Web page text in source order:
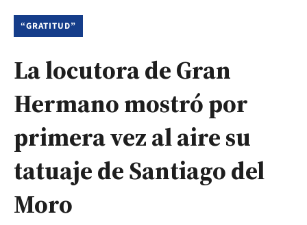
“GRATITUD”
La locutora de Gran
Hermano mostró por
primera vez al aire su
tatuaje de Santiago del
Moro